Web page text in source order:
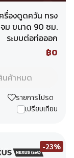
รื่องดูดควัน ทรง
จม ขนาด 90 ซม.
ระบบต่อท่อออก
฿0
นค้าหมด
รายการโปรด
เปรียบเทียบ
-23%